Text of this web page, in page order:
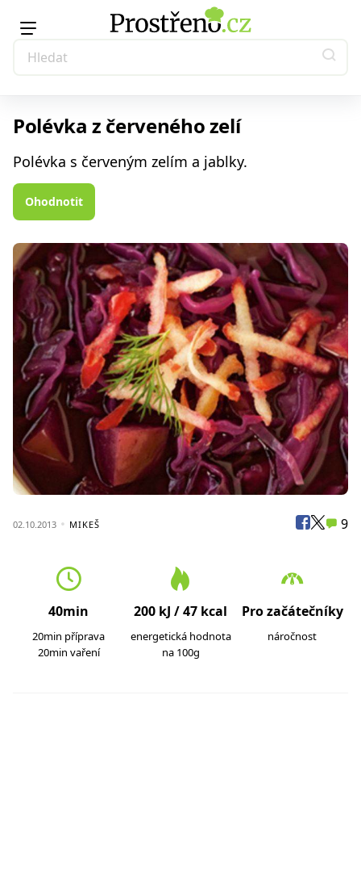
Polévka z červeného zelí
Polévka s červeným zelím a jablky.
Ohodnotit
02.10.2013 MIKEŠ 9
40min
20min příprava
20min vaření
200 kJ / 47 kcal
energetická hodnota
na 100g
Pro začátečníky
náročnost